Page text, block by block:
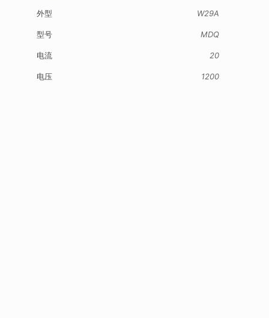
外型 W29A
型号 MDQ
电流 20
电压 1200